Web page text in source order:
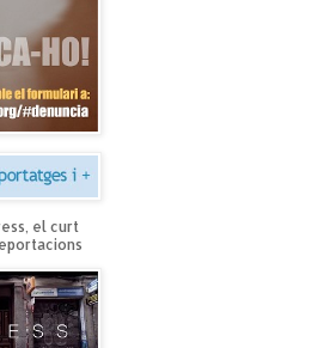
el curt